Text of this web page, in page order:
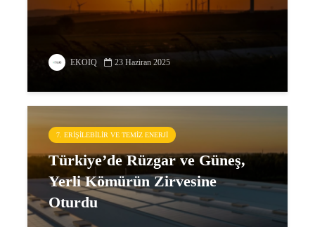
EKOIQ 23 Haziran 2025
7. ERIŞILEBILIR VE TEMIZ ENERJI
Türkiye’de Rüzgar ve Güneş,
Yerli Kömürün Zirvesine
Oturdu